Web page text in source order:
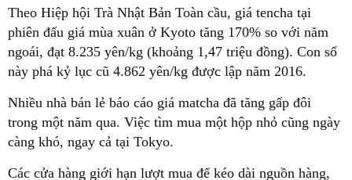
Theo Hiệp hội Trà Nhật Bản Toàn cầu, giá tencha tại
phiên đấu giá mùa xuân ở Kyoto tăng 170% so với năm
ngoái, đạt 8.235 yên/kg (khoảng 1,47 triệu đồng). Con số
này phá kỷ lục cũ 4.862 yên/kg được lập năm 2016.
Nhiều nhà bán lẻ báo cáo giá matcha đã tăng gấp đôi
trong một năm qua. Việc tìm mua một hộp nhỏ cũng ngày
càng khó, ngay cả tại Tokyo.
Các cửa hàng giới hạn lượt mua để kéo dài nguồn hàng,